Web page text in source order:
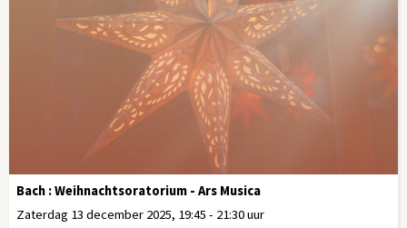
Bach : Weihnachtsoratorium - Ars Musica
Zaterdag 13 december 2025, 19:45 - 21:30 uur